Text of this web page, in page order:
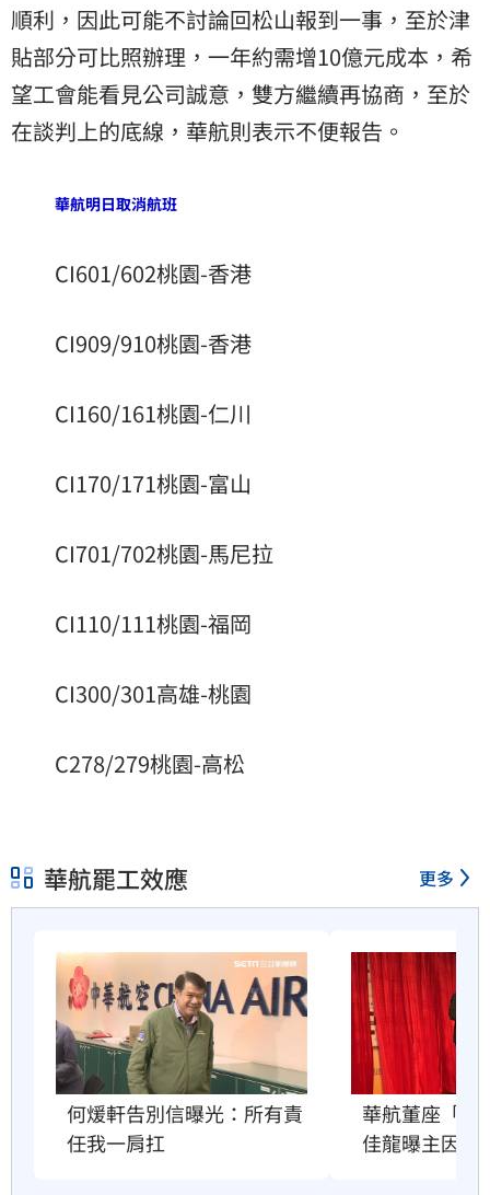
順利，因此可能不討論回松山報到一事，至於津
貼部分可比照辦理，一年約需增10億元成本，希
望工會能看見公司誠意，雙方繼續再協商，至於
在談判上的底線，華航則表示不便報告。
華航明日取消航班
CI601/602桃園-香港
CI909/910桃園-香港
CI160/161桃園-仁川
CI170/171桃園-富山
CI701/702桃園-馬尼拉
CI110/111桃園-福岡
CI300/301高雄-桃園
C278/279桃園-高松
華航罷工效應 更多
何煖軒告別信曝光：所有責
任我一肩扛
華航董座「何
佳龍曝主因